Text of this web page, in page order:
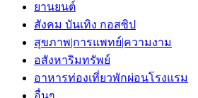
ยานยนต์
สังคม บันเทิง กอสซิป
สุขภาพ|การแพทย์|ความงาม
อสังหาริมทรัพย์
อาหารท่องเที่ยวพักผ่อนโรงแรม
อื่นๆ